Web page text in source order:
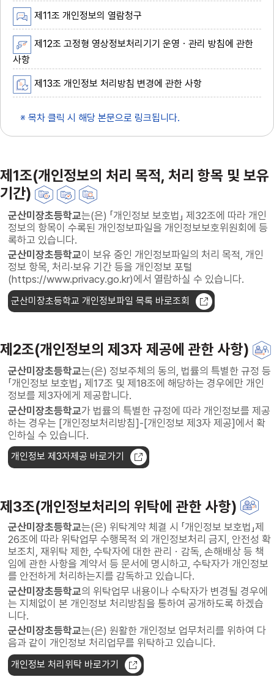
제11조 개인정보의 열람청구
제12조 고정형 영상정보처리기기 운영ㆍ관리 방침에 관한
사항
제13조 개인정보 처리방침 변경에 관한 사항
※ 목차 클릭 시 해당 본문으로 링크됩니다.
제1조(개인정보의 처리 목적, 처리 항목 및 보유
기간)
군산미장초등학교는(은) 「개인정보 보호법」 제32조에 따라 개인
정보의 항목이 수록된 개인정보파일을 개인정보보호위원회에 등
록하고 있습니다.
군산미장초등학교이 보유 중인 개인정보파일의 처리 목적, 개인
정보 항목, 처리·보유 기간 등을 개인정보 포털
(https://www.privacy.go.kr)에서 열람하실 수 있습니다.
군산미장초등학교 개인정보파일 목록 바로조회
제2조(개인정보의 제3자 제공에 관한 사항)
군산미장초등학교는(은) 정보주체의 동의, 법률의 특별한 규정 등
「개인정보 보호법」 제17조 및 제18조에 해당하는 경우에만 개인
정보를 제3자에게 제공합니다.
군산미장초등학교가 법률의 특별한 규정에 따라 개인정보를 제공
하는 경우는 [개인정보처리방침]-[개인정보 제3자 제공]에서 확
인하실 수 있습니다.
개인정보 제3자제공 바로가기
제3조(개인정보처리의 위탁에 관한 사항)
군산미장초등학교는(은) 위탁계약 체결 시 「개인정보 보호법」제
26조에 따라 위탁업무 수행목적 외 개인정보처리 금지, 안전성 확
보조치, 재위탁 제한, 수탁자에 대한 관리ㆍ감독, 손해배상 등 책
임에 관한 사항을 계약서 등 문서에 명시하고, 수탁자가 개인정보
를 안전하게 처리하는지를 감독하고 있습니다.
군산미장초등학교의 위탁업무 내용이나 수탁자가 변경될 경우에
는 지체없이 본 개인정보 처리방침을 통하여 공개하도록 하겠습
니다.
군산미장초등학교는(은) 원활한 개인정보 업무처리를 위하여 다
음과 같이 개인정보 처리업무를 위탁하고 있습니다.
개인정보 처리위탁 바로가기